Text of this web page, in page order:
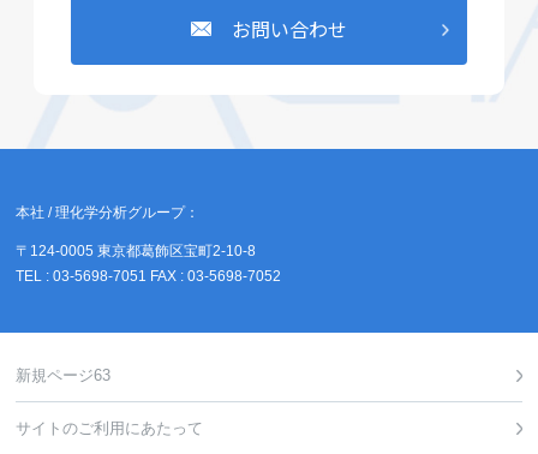
お問い合わせ
本社 / 理化学分析グループ：
〒124-0005 東京都葛飾区宝町2-10-8
TEL : 03-5698-7051 FAX : 03-5698-7052
新規ページ63
サイトのご利用にあたって